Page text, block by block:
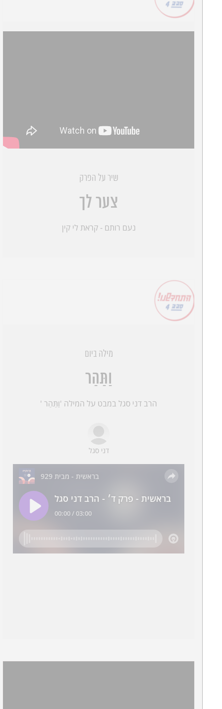
שיר על הפרק
צער לך
נעם רותם - קראת לי קין
מילה ביום
וַתַּהַר
הרב דני סגל במבט על המילה 'וַתַּהַר '
דני סגל